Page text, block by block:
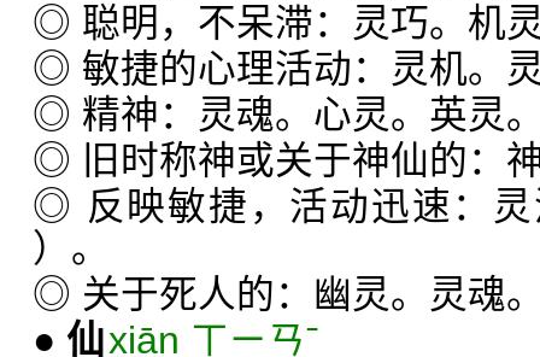
◎ 聪明，不呆滞：灵巧。机
◎ 敏捷的心理活动：灵机。
◎ 精神：灵魂。心灵。英灵
◎ 旧时称神或关于神仙的：
◎ 反映敏捷，活动迅速：
）。
◎ 关于死人的：幽灵。灵魂
● 仙xiān ㄒㄧㄢˉ